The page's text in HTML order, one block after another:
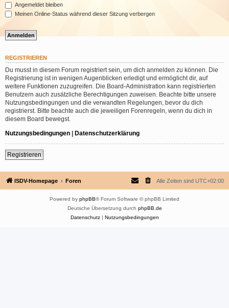
Angemeldet bleiben
Meinen Online-Status während dieser Sitzung verbergen
REGISTRIEREN
Du musst in diesem Forum registriert sein, um dich anmelden zu können. Die
Registrierung ist in wenigen Augenblicken erledigt und ermöglicht dir, auf
weitere Funktionen zuzugreifen. Die Board-Administration kann registrierten
Benutzern auch zusätzliche Berechtigungen zuweisen. Beachte bitte unsere
Nutzungsbedingungen und die verwandten Regelungen, bevor du dich
registrierst. Bitte beachte auch die jeweiligen Forenregeln, wenn du dich in
diesem Board bewegst.
Nutzungsbedingungen | Datenschutzerklärung
Registrieren
ISDV-Homepage Foren Alle Zeiten sind UTC+02:00
Powered by phpBB® Forum Software © phpBB Limited
Deutsche Übersetzung durch phpBB.de
Datenschutz| Nutzungsbedingungen